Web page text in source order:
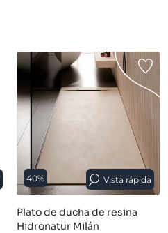
40% Vista rápida
Plato de ducha de resina
Hidronatur Milán